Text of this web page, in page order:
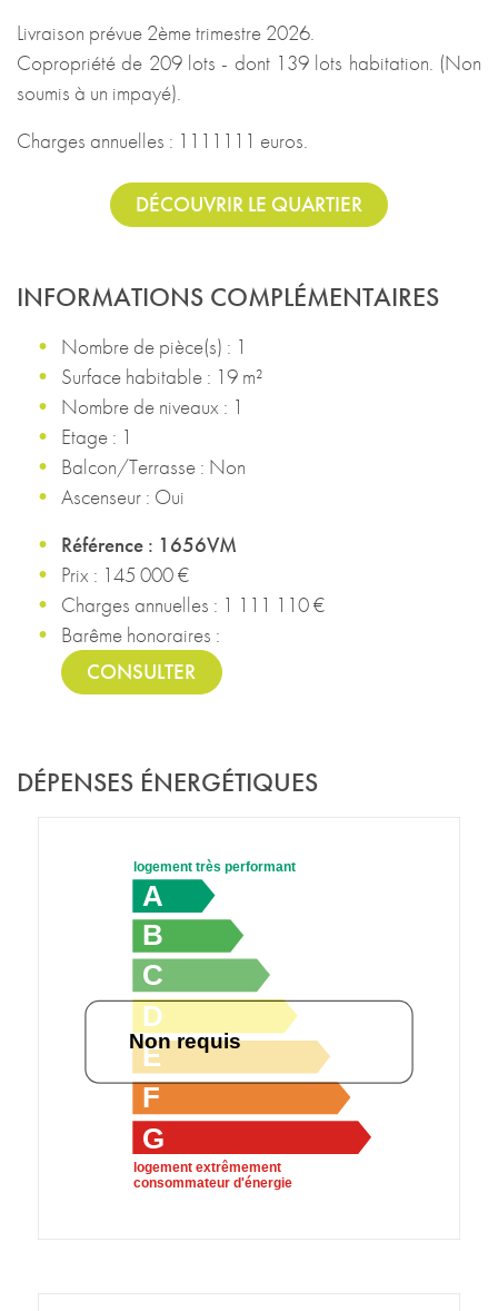
Livraison prévue 2ème trimestre 2026.
Copropriété de 209 lots - dont 139 lots habitation. (Non
soumis à un impayé).
Charges annuelles : 1111111 euros.
DÉCOUVRIR LE QUARTIER
INFORMATIONS COMPLÉMENTAIRES
Nombre de pièce(s) : 1
Surface habitable : 19 m²
Nombre de niveaux : 1
Etage : 1
Balcon/Terrasse : Non
Ascenseur : Oui
Référence : 1656VM
Prix : 145 000 €
Charges annuelles : 1 111 110 €
Barême honoraires :
CONSULTER
DÉPENSES ÉNERGÉTIQUES
A
B
C
D
E
F
G
logement très performant
logement extrêmement
consommateur d'énergie
Non requis